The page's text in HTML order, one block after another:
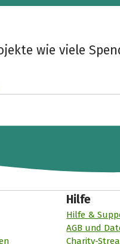
wie viele
Hilfe
Hilfe &
AGB und
Charity-